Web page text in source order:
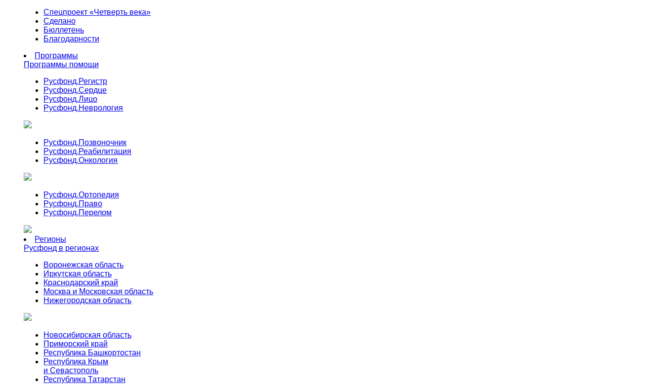
Спецпроект «Четверть века»
Сделано
Бюллетень
Благодарности
Программы
Программы помощи
Русфонд.Регистр
Русфонд.Сердце
Русфонд.Лицо
Русфонд.Неврология
Русфонд.Позвоночник
Русфонд.Реабилитация
Русфонд.Онкология
Русфонд.Ортопедия
Русфонд.Право
Русфонд.Перелом
Регионы
Русфонд в регионах
Воронежская область
Иркутская область
Краснодарский край
Москва и Московская область
Нижегородская область
Новосибирская область
Приморский край
Республика Башкортостан
Республика Крым
и Севастополь
Республика Татарстан